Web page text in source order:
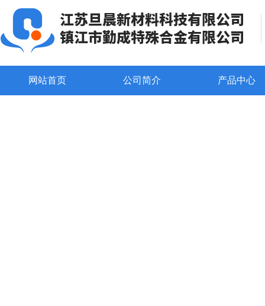
网站首页 公司简介 产品中心